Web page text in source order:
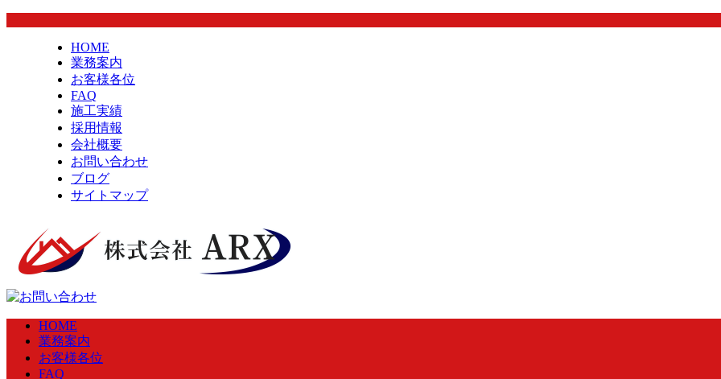
HOME
業務案内
お客様各位
FAQ
施工実績
採用情報
会社概要
お問い合わせ
ブログ
サイトマップ
HOME
業務案内
お客様各位
FAQ